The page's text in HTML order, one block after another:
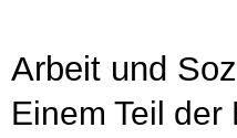
Arbeit und
Einem Teil